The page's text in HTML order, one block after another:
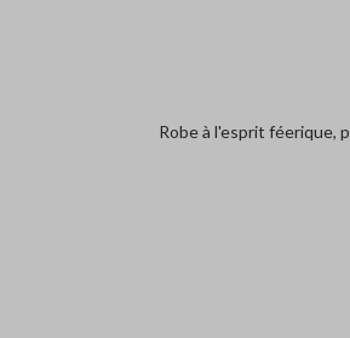
Robe à l'esprit féerique,